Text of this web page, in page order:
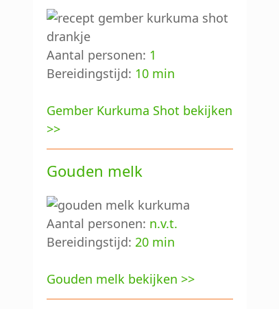
Aantal personen: 1
Bereidingstijd: 10 min
Gember Kurkuma Shot bekijken
>>
Gouden melk
Aantal personen: n.v.t.
Bereidingstijd: 20 min
Gouden melk bekijken >>